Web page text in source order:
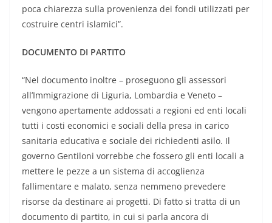
poca chiarezza sulla provenienza dei fondi utilizzati per
costruire centri islamici”.
DOCUMENTO DI PARTITO
“Nel documento inoltre – proseguono gli assessori
all’Immigrazione di Liguria, Lombardia e Veneto –
vengono apertamente addossati a regioni ed enti locali
tutti i costi economici e sociali della presa in carico
sanitaria educativa e sociale dei richiedenti asilo. Il
governo Gentiloni vorrebbe che fossero gli enti locali a
mettere le pezze a un sistema di accoglienza
fallimentare e malato, senza nemmeno prevedere
risorse da destinare ai progetti. Di fatto si tratta di un
documento di partito, in cui si parla ancora di